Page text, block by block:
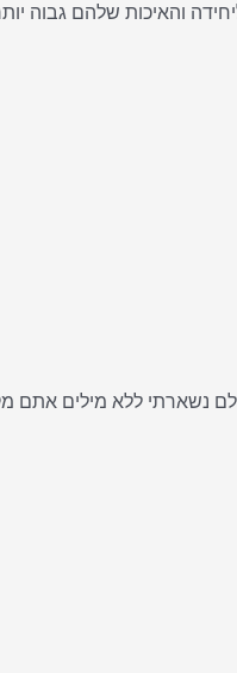
פשוט ואוו!! לא להאמין שאפשר לקנות 7 יחידות ב 100 ש"ח רכשתי בקניון
נשארתי ללא מילים אתם